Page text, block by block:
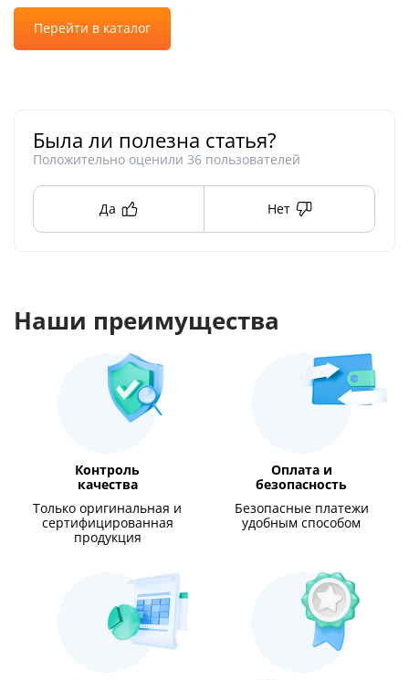
Перейти в каталог
Была ли полезна статья?
Положительно оценили 36 пользователей
Да Нет
Наши преимущества
Контроль
качества
Только оригинальная и
сертифицированная
продукция
Оплата и
безопасность
Безопасные платежи
удобным способом